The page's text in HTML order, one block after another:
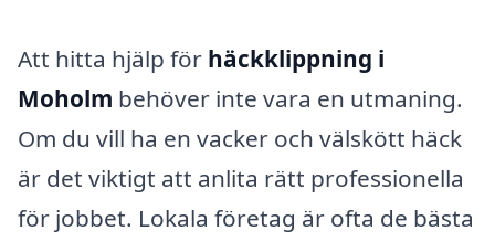
Att hitta hjälp för häckklippning i
Moholm behöver inte vara en utmaning.
Om du vill ha en vacker och välskött häck
är det viktigt att anlita rätt professionella
för jobbet. Lokala företag är ofta de bästa